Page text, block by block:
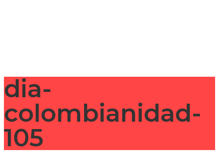
dia-
colombianidad-
105